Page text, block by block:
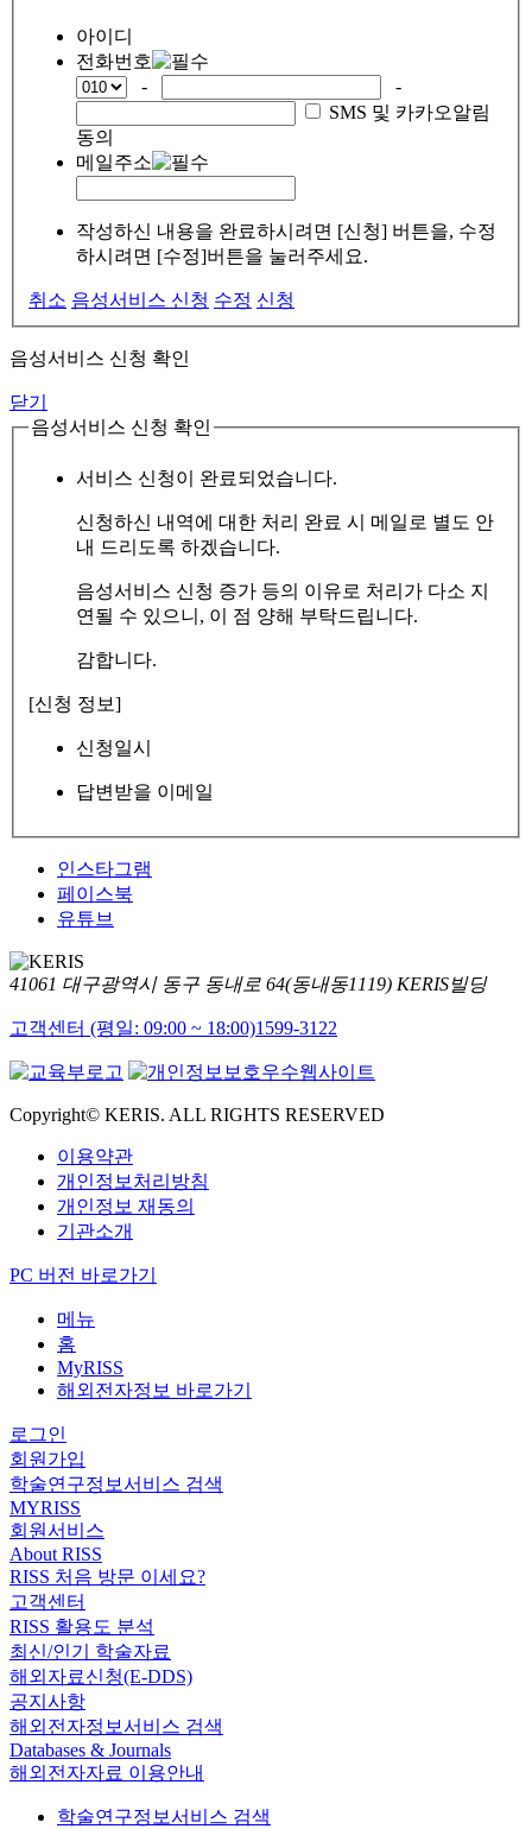
아이디
전화번호
-
-
SMS 및 카카오알림
동의
메일주소
작성하신 내용을 완료하시려면 [신청] 버튼을, 수정
하시려면 [수정]버튼을 눌러주세요.
취소 음성서비스 신청 수정 신청
음성서비스 신청 확인
닫기
음성서비스 신청 확인
서비스 신청이 완료되었습니다.
신청하신 내역에 대한 처리 완료 시 메일로 별도 안
내 드리도록 하겠습니다.
음성서비스 신청 증가 등의 이유로 처리가 다소 지
연될 수 있으니, 이 점 양해 부탁드립니다.
감합니다.
[신청 정보]
신청일시
답변받을 이메일
인스타그램
페이스북
유튜브
41061 대구광역시 동구 동내로 64(동내동1119) KERIS빌딩
고객센터 (평일: 09:00 ~ 18:00)1599-3122
Copyright© KERIS. ALL RIGHTS RESERVED
이용약관
개인정보처리방침
개인정보 재동의
기관소개
PC 버전 바로가기
메뉴
홈
MyRISS
해외전자정보 바로가기
로그인
회원가입
학술연구정보서비스 검색
MYRISS
회원서비스
About RISS
RISS 처음 방문 이세요?
고객센터
RISS 활용도 분석
최신/인기 학술자료
해외자료신청(E-DDS)
공지사항
해외전자정보서비스 검색
Databases & Journals
해외전자자료 이용안내
학술연구정보서비스 검색